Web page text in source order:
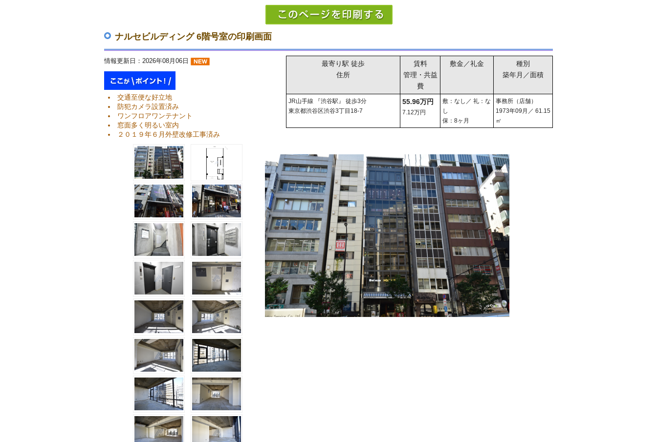
ナルセビルディング 6階号室の印刷画面
情報更新日：2026年08月06日
交通至便な好立地
防犯カメラ設置済み
ワンフロアワンテナント
窓面多く明るい室内
２０１９年６月外壁改修工事済み
最寄り駅 徒歩
住所
賃料
管理・共益
費
敷金／礼金
種別
築年月／面積
JR山手線 『渋谷駅』 徒歩3分
東京都渋谷区渋谷3丁目18-7
55.96万円
7.12万円
敷：なし／ 礼：な
し
保：8ヶ月
事務所（店舗）
1973年09月／ 61.15
㎡